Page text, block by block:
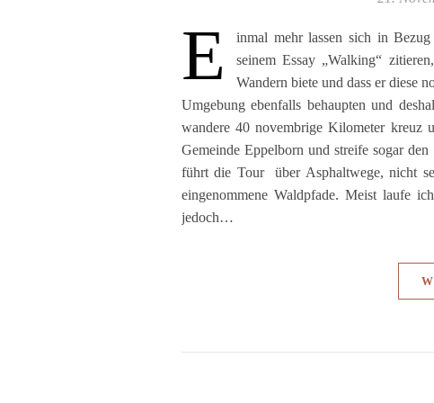
E
inmal mehr lassen sich in
seinem Essay „Walking“
Wandern biete und dass er diese
Umgebung ebenfalls behaupten und
wandere 40 novembrige Kilometer kreuz
Gemeinde Eppelborn und streife sogar
führt die Tour über Asphaltwege, nicht
eingenommene Waldpfade. Meist laufe
jedoch…